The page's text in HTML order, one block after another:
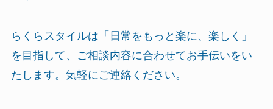
らくらスタイルは「日常をもっと楽に、楽しく」
を目指して、ご相談内容に合わせてお手伝いをい
たします。気軽にご連絡ください。